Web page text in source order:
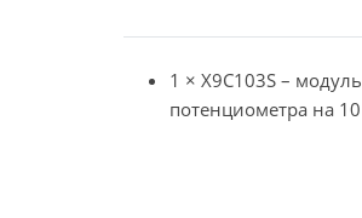
1 × X9C103S –
потенциометра на